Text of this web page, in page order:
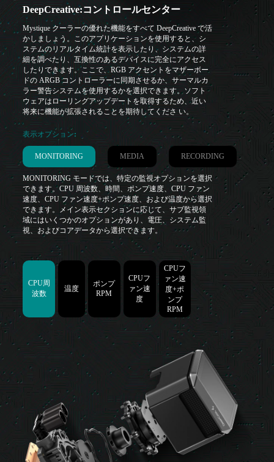
DeepCreative:コントロールセンター
Mystique クーラーの優れた機能をすべて DeepCreative で活
かしましょう。このアプリケーションを使用すると、シ
ステムのリアルタイム統計を表示したり、システムの詳
細を調べたり、互換性のあるデバイスに完全にアクセス
したりできます。ここで、RGB アクセントをマザーボー
ドの ARGB コントローラーに同期させるか、サーマルカ
ラー警告システムを使用するかを選択できます。ソフト
ウェアはローリングアップデートを取得するため、近い
将来に機能が拡張されることを期待してくださ い。
表示オプション:
MONITORING MEDIA RECORDING
MONITORING モードでは、特定の監視オプションを選択
できます。CPU 周波数、時間、ポンプ速度、CPU ファン
速度、CPU ファン速度+ポンプ速度、および温度から選択
できます。メイン表示セクションに応じて、サブ監視領
域にはいくつかのオプションがあり、電圧、システム監
視、およびコアデータから選択できます。
CPU周
波数
温度
ポンプ
RPM
CPUフ
ァン速
度
CPUフ
ァン速
度+ポ
ンプ
RPM